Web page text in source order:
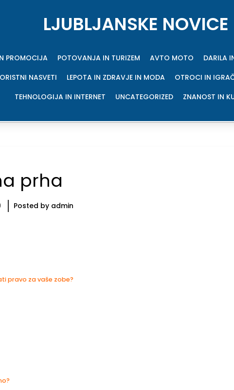
LJUBLJANSKE NOVICE
PROMOCIJA POTOVANJA IN TURIZEM AVTO MOTO DARILA
NASVETI LEPOTA IN ZDRAVJE IN MODA OTROCI IN
TEHNOLOGIJA IN INTERNET
UNCATEGORIZED ZNANOST IN
prha
Posted by admin
pravo za vaše zobe?